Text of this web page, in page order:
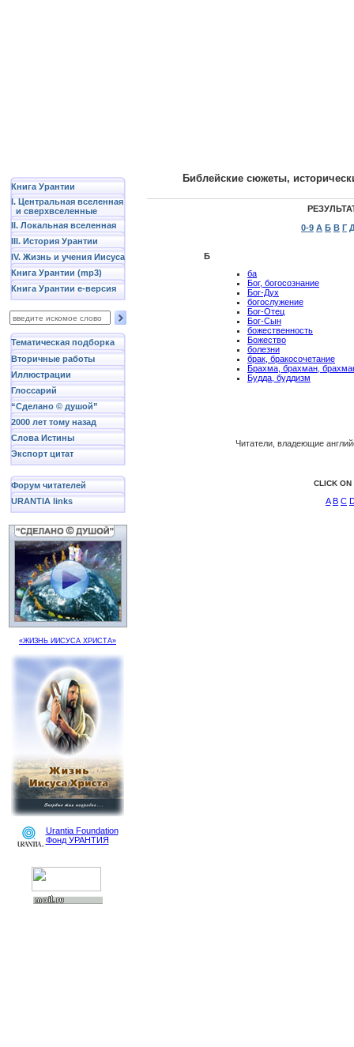
Книга Урантии
I. Центральная вселенная
и сверхвселенные
II. Локальная вселенная
III. История Урантии
IV. Жизнь и учения Иисуса
Книга Урантии (mp3)
Книга Урантии е-версия
Тематическая подборка
Вторичные работы
Иллюстрации
Глоссарий
“Сделано © душой”
2000 лет тому назад
Слова Истины
Экспорт цитат
Форум читателей
URANTIA links
«ЖИЗНЬ ИИСУСА ХРИСТА»
Urantia Foundation
Фонд УРАНТИЯ
Библейские сюжеты,
0-9 А Б В Г
Б
ба
Бог, богосознание
Бог-Дух
богослужение
Бог-Отец
Бог-Сын
божественность
Божество
болезни
брак, бракосочетание
Брахма, брахман,
Будда, буддизм
Читатели, владеющие
CLICK ON
A B C